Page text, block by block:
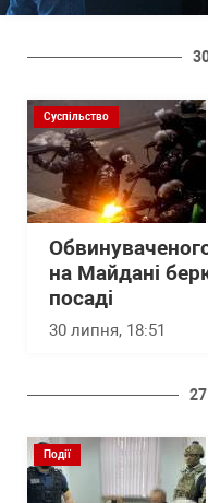
Суспільство
на Майдані
посаді
30 липня, 18:51
Події